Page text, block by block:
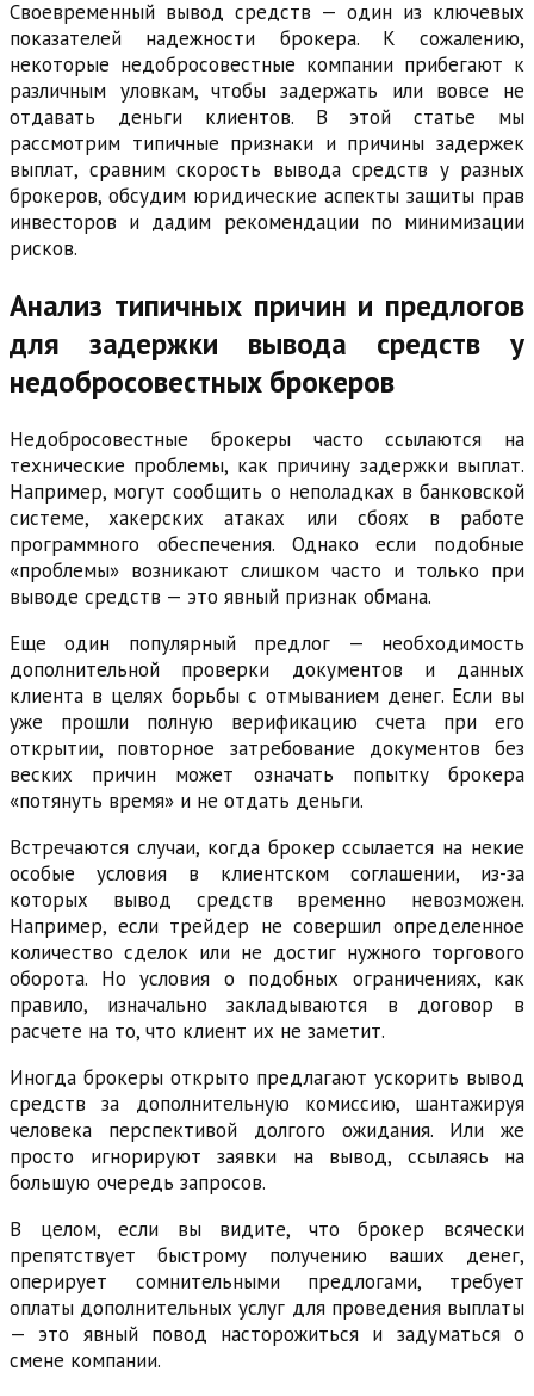
Своевременный вывод средств — один из ключевых
показателей надежности брокера. К сожалению,
некоторые недобросовестные компании прибегают к
различным уловкам, чтобы задержать или вовсе не
отдавать деньги клиентов. В этой статье мы
рассмотрим типичные признаки и причины задержек
выплат, сравним скорость вывода средств у разных
брокеров, обсудим юридические аспекты защиты прав
инвесторов и дадим рекомендации по минимизации
рисков.
Анализ типичных причин и предлогов
для задержки вывода средств у
недобросовестных брокеров
Недобросовестные брокеры часто ссылаются на
технические проблемы, как причину задержки выплат.
Например, могут сообщить о неполадках в банковской
системе, хакерских атаках или сбоях в работе
программного обеспечения. Однако если подобные
«проблемы» возникают слишком часто и только при
выводе средств — это явный признак обмана.
Еще один популярный предлог — необходимость
дополнительной проверки документов и данных
клиента в целях борьбы с отмыванием денег. Если вы
уже прошли полную верификацию счета при его
открытии, повторное затребование документов без
веских причин может означать попытку брокера
«потянуть время» и не отдать деньги.
Встречаются случаи, когда брокер ссылается на некие
особые условия в клиентском соглашении, из-за
которых вывод средств временно невозможен.
Например, если трейдер не совершил определенное
количество сделок или не достиг нужного торгового
оборота. Но условия о подобных ограничениях, как
правило, изначально закладываются в договор в
расчете на то, что клиент их не заметит.
Иногда брокеры открыто предлагают ускорить вывод
средств за дополнительную комиссию, шантажируя
человека перспективой долгого ожидания. Или же
просто игнорируют заявки на вывод, ссылаясь на
большую очередь запросов.
В целом, если вы видите, что брокер всячески
препятствует быстрому получению ваших денег,
оперирует сомнительными предлогами, требует
оплаты дополнительных услуг для проведения выплаты
— это явный повод насторожиться и задуматься о
смене компании.